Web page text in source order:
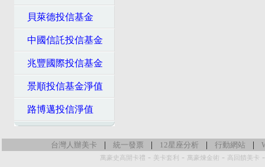
貝萊德投信基金
中國信託投信基金
兆豐國際投信基金
景順投信基金淨值
路博邁投信淨值
台灣人辦美卡 | 統一發票 | 12星座分析 | 行動網站 |
萬豪史高開卡禮 - 美卡套利 - 萬豪煉金術 - 高回饋美卡